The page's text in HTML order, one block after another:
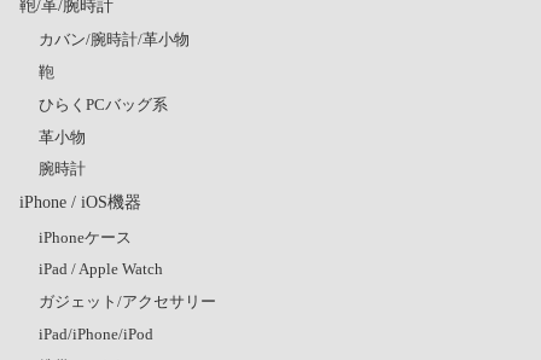
鞄/革/腕時計
カバン/腕時計/革小物
鞄
ひらくPCバッグ系
革小物
腕時計
iPhone / iOS機器
iPhoneケース
iPad / Apple Watch
ガジェット/アクセサリー
iPad/iPhone/iPod